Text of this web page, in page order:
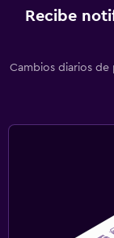
Recibe
Cambios diarios de